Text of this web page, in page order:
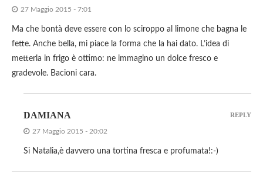
27 Maggio 2015 - 7:01
Ma che bontà deve essere con lo sciroppo al limone che bagna le
fette. Anche bella, mi piace la forma che la hai dato. L’idea di
metterla in frigo è ottimo: ne immagino un dolce fresco e
gradevole. Bacioni cara.
DAMIANA
27 Maggio 2015 - 20:02
Si Natalia,è davvero una tortina fresca e profumata!:-)
REPLY